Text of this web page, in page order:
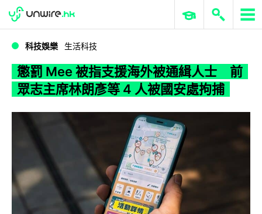
WWDC 2026 ERP 與商業 AI
科技娛樂 生活科技
懲罰 Mee 被指支援海外被通緝人士 前
眾志主席林朗彥等 4 人被國安處拘捕